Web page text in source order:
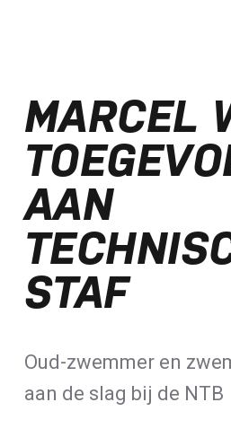
Selectie EK lange afstand
Kalenders T50 en T100
Tour 2027 bekend
NTB ontvangt bijdrage van
Loterij​
ALLE NIEUWSBERICHTEN
MARCEL
AAN
STAF
Oud-zwemmer en
aan de slag bij de NTB